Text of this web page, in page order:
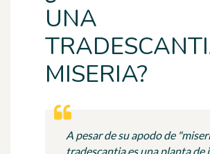
UNA
MISERIA?
A pesar de su apodo de
tradescantia es una planta de